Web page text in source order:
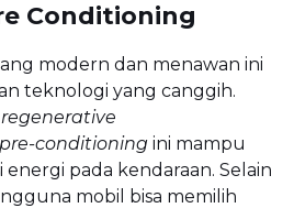
Conditioning
modern dan menawan ini
teknologi yang canggih.
regenerative
conditioning ini mampu
pada kendaraan. Selain
mobil bisa memilih